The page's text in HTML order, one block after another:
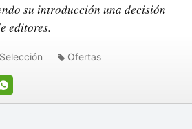
su introducción una decisión
editores.
Ofertas